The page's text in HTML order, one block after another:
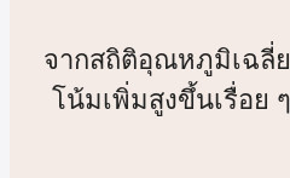
จากสถิติอุณหภูมิเฉลี่
โน้มเพิ่มสูงขึ้นเรื่อย